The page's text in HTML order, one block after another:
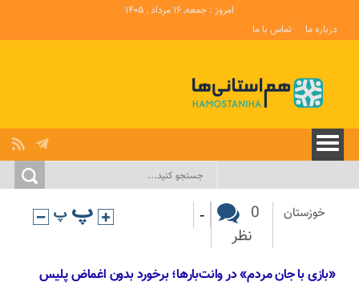
امروز : جمعه, ۱۶ مرداد , ۱۴۰۵
درباره ما
تماس با ما
خوزستان
0
نظر
-
«بازی با جان مردم» در وانت‌بارها؛ برخورد بدون اغماض پلیس